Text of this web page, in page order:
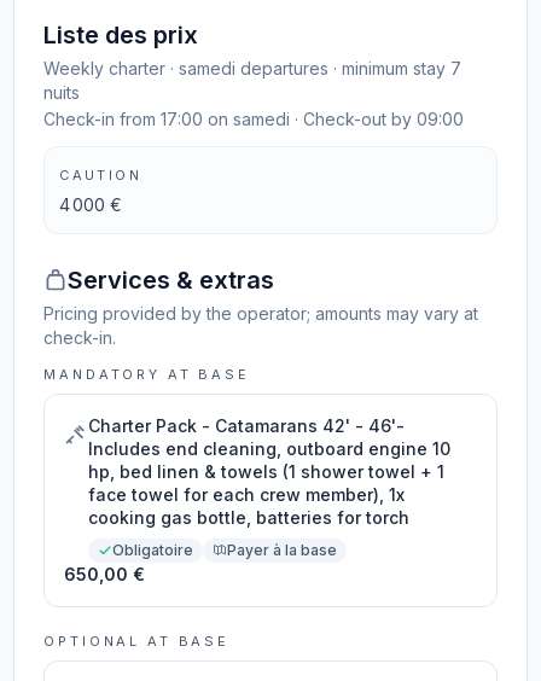
Liste des prix
Weekly charter · samedi departures · minimum stay 7
nuits
Check-in from 17:00 on samedi · Check-out by 09:00
CAUTION
4 000 €
Services & extras
Pricing provided by the operator; amounts may vary at
check-in.
MANDATORY AT BASE
Charter Pack - Catamarans 42' - 46'-
Includes end cleaning, outboard engine 10
hp, bed linen & towels (1 shower towel + 1
face towel for each crew member), 1x
cooking gas bottle, batteries for torch
Obligatoire Payer à la base
650,00 €
OPTIONAL AT BASE